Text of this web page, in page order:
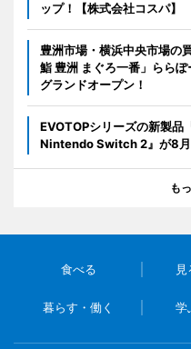
ップ！【株式会社コスパ】
豊洲市場・横浜中央市場の
鮨 豊洲 まぐろ一番」らら
グランドオープン！
EVOTOPシリーズの新製
Nintendo Switch 2』が8月
も
食べる
暮らす・働く 学